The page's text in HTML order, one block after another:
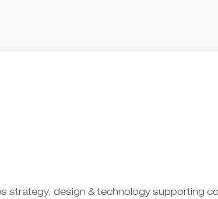
strategy, design & technology supporting